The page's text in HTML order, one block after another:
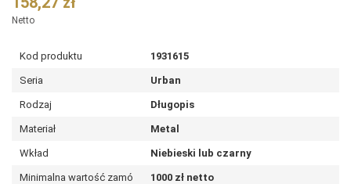
Netto
Kod produktu 1931615
Seria Urban
Rodzaj Długopis
Materiał Metal
Wkład Niebieski lub czarny
Minimalna wartość zamó
1000 zł netto